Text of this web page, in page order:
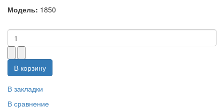
Модель: 1850
В корзину
В закладки
В сравнение